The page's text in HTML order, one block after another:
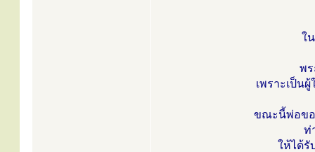
ใ
พ
เพราะเป็น
ขณะนี้พ่อขอ
ท่
ให้ได้รั